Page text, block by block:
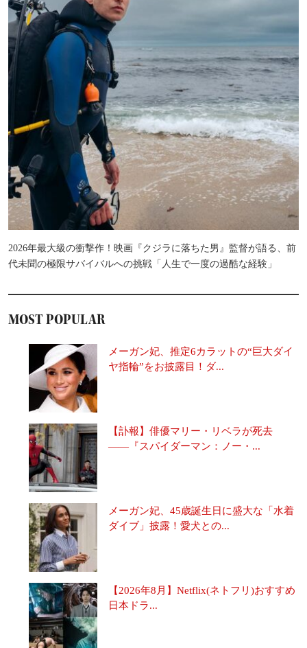
2026年最大級の衝撃作！映画『クジラに落ちた男』監督が語る、前
代未聞の極限サバイバルへの挑戦「人生で一度の過酷な経験」
MOST POPULAR
メーガン妃、推定6カラットの“巨大ダイ
ヤ指輪”をお披露目！ダ...
【訃報】俳優マリー・リベラが死去
――『スパイダーマン：ノー・...
メーガン妃、45歳誕生日に盛大な「水着
ダイブ」披露！愛犬との...
【2026年8月】Netflix(ネトフリ)おすすめ
日本ドラ...